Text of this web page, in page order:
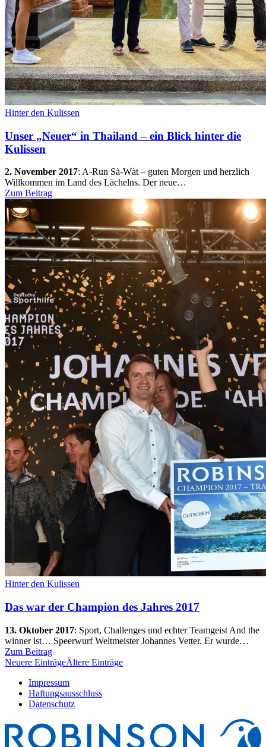
Hinter den Kulissen
Unser „Neuer“ in Thailand – ein Blick hinter die
Kulissen
2. November 2017: A-Run Sà-Wàt – guten Morgen und herzlich
Willkommen im Land des Lächelns. Der neue…
Zum Beitrag
Hinter den Kulissen
Das war der Champion des Jahres 2017
13. Oktober 2017: Sport, Challenges und echter Teamgeist And the
winner ist… Speerwurf Weltmeister Johannes Vetter. Er wurde…
Zum Beitrag
Neuere EinträgeÄltere Einträge
Impressum
Haftungsausschluss
Datenschutz